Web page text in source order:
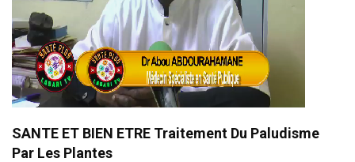
SANTE ET BIEN ETRE Traitement Du Paludisme
Par Les Plantes